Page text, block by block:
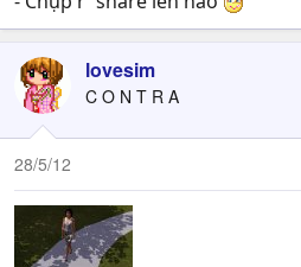
lovesim
C O N T R A
28/5/12